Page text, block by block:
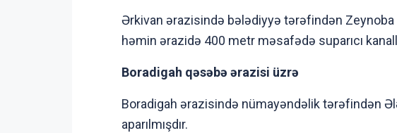
Ərkivan ərazisində bələdiyyə tərəfindən
həmin ərazidə 400 metr məsafədə suparıcı
Boradigah qəsəbə ərazisi üzrə
Boradigah ərazisində nümayəndəlik tərəfindən
aparılmışdır.